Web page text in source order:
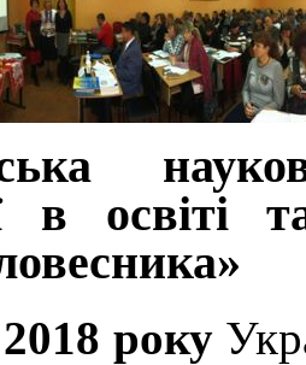
в освіті
року